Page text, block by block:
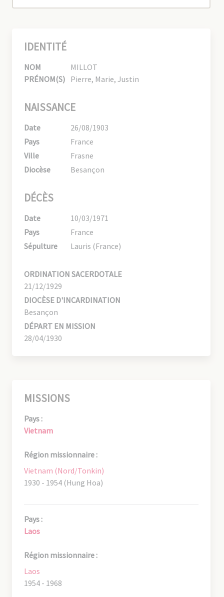
IDENTITÉ
NOM
MILLOT
PRÉNOM(S) Pierre, Marie, Justin
NAISSANCE
Date
26/08/1903
Pays
France
Ville
Frasne
Diocèse
Besançon
DÉCÈS
Date
10/03/1971
Pays
France
Sépulture
Lauris (France)
ORDINATION SACERDOTALE
21/12/1929
DIOCÈSE D'INCARDINATION
Besançon
DÉPART EN MISSION
28/04/1930
MISSIONS
Pays :
Vietnam
Région missionnaire :
Vietnam (Nord/Tonkin)
1930 - 1954 (Hung Hoa)
Pays :
Laos
Région missionnaire :
Laos
1954 - 1968